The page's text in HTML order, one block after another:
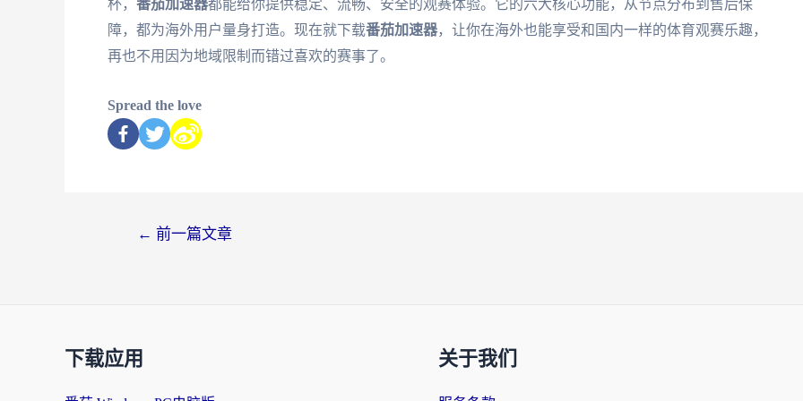
杯， 番茄加速器都能给你提供稳定、流畅、安全的观赛体验。它的六大核心功能，从节点分布到售后保
障，都为海外用户量身打造。现在就下载番茄加速器，让你在海外也能享受和国内一样的体育观赛乐趣，
再也不用因为地域限制而错过喜欢的赛事了。
Spread the love
← 前一篇文章
下载应用 关于我们